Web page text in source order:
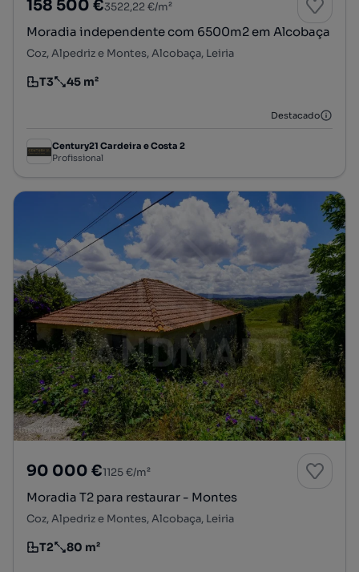
158 500 €3522,22 €/m²
Moradia independente com 6500m2 em Alcobaça
Coz, Alpedriz e Montes, Alcobaça, Leiria
Tipologia
T3
Preço por metro quadrado
45 m²
Destacado
Century21 Cardeira e Costa 2
Profissional
90 000 €1125 €/m²
Moradia T2 para restaurar - Montes
Coz, Alpedriz e Montes, Alcobaça, Leiria
Tipologia
T2
Preço por metro quadrado
80 m²